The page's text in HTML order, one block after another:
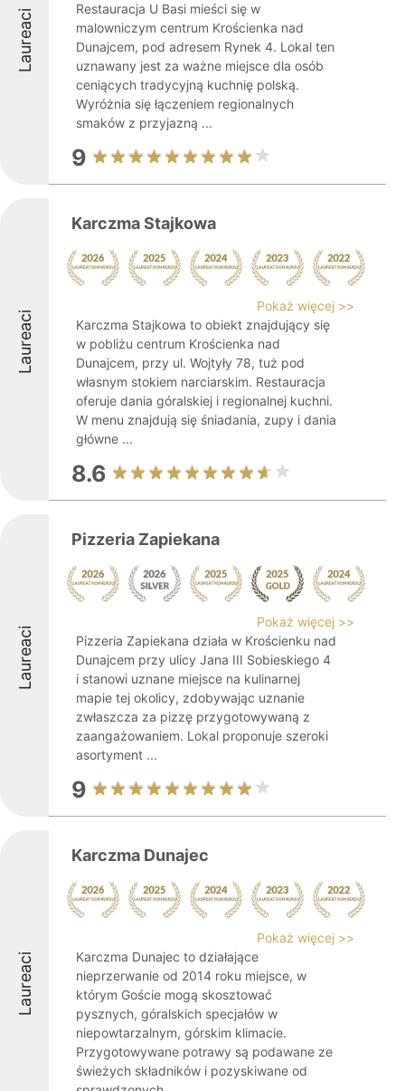
Laureaci
Restauracja U Basi mieści się w
malowniczym centrum Krościenka nad
Dunajcem, pod adresem Rynek 4. Lokal ten
uznawany jest za ważne miejsce dla osób
ceniących tradycyjną kuchnię polską.
Wyróżnia się łączeniem regionalnych
smaków z przyjazną ...
9
Laureaci
Karczma Stajkowa
Pokaż więcej >>
Karczma Stajkowa to obiekt znajdujący się
w pobliżu centrum Krościenka nad
Dunajcem, przy ul. Wojtyły 78, tuż pod
własnym stokiem narciarskim. Restauracja
oferuje dania góralskiej i regionalnej kuchni.
W menu znajdują się śniadania, zupy i dania
główne ...
8.6
Laureaci
Pizzeria Zapiekana
Pokaż więcej >>
Pizzeria Zapiekana działa w Krościenku nad
Dunajcem przy ulicy Jana III Sobieskiego 4
i stanowi uznane miejsce na kulinarnej
mapie tej okolicy, zdobywając uznanie
zwłaszcza za pizzę przygotowywaną z
zaangażowaniem. Lokal proponuje szeroki
asortyment ...
9
Laureaci
Karczma Dunajec
Pokaż więcej >>
Karczma Dunajec to działające
nieprzerwanie od 2014 roku miejsce, w
którym Goście mogą skosztować
pysznych, góralskich specjałów w
niepowtarzalnym, górskim klimacie.
Przygotowywane potrawy są podawane ze
świeżych składników i pozyskiwane od